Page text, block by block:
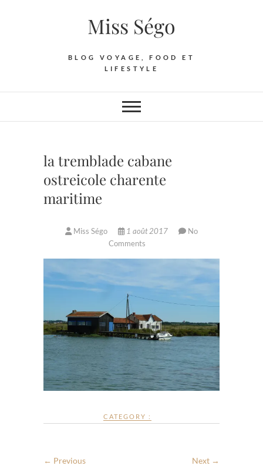
Miss Ségo
BLOG VOYAGE, FOOD ET
LIFESTYLE
la tremblade cabane
ostreicole charente
maritime
Miss Ségo 1 août 2017
No
Comments
CATEGORY :
← Previous Next →